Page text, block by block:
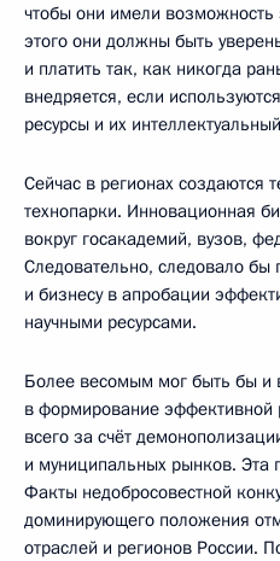
чтобы они имели возможность
этого они должны быть
и платить так, как никогда
внедряется, если
ресурсы и их
Сейчас в регионах создаются
технопарки. Инновационная
вокруг госакадемий, вузов,
Следовательно, следовало бы
и бизнесу в апробации
научными ресурсами.
Более весомым мог быть бы и
в формирование
всего за счёт
и муниципальных рынков. Эта
Факты недобросовестной
доминирующего положения
отраслей и регионов России.